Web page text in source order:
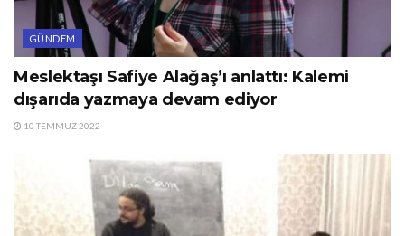
GÜNDEM
Meslektaşı Safiye Alağaş’ı anlattı: Kalemi
dışarıda yazmaya devam ediyor
10 TEMMUZ 2022